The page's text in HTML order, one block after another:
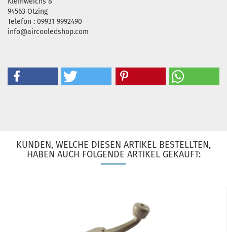
94563 Otzing
Telefon : 09931 9992490
info@aircooledshop.com
KUNDEN, WELCHE DIESEN ARTIKEL BESTELLTEN,
HABEN AUCH FOLGENDE ARTIKEL GEKAUFT: